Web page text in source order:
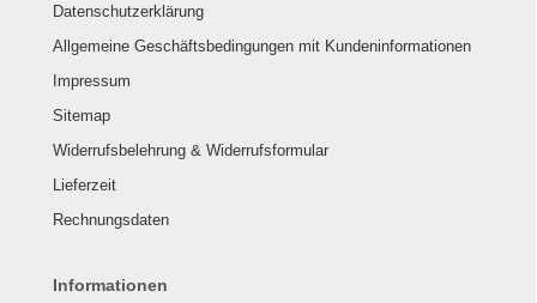
Datenschutzerklärung
Allgemeine Geschäftsbedingungen mit Kundeninformationen
Impressum
Sitemap
Widerrufsbelehrung & Widerrufsformular
Lieferzeit
Rechnungsdaten
Informationen